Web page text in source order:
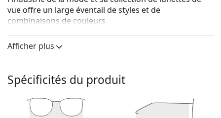
vue offre un large éventail de styles et de
combinaisons de couleurs.
Guess GU2760/V 033 57sont des lunettes pour
femmes.
la fonction d'essai virtuel de Lentiamo.
La couleur dorée de la monture s'accorde
Afficher plus
Spécificités du produit